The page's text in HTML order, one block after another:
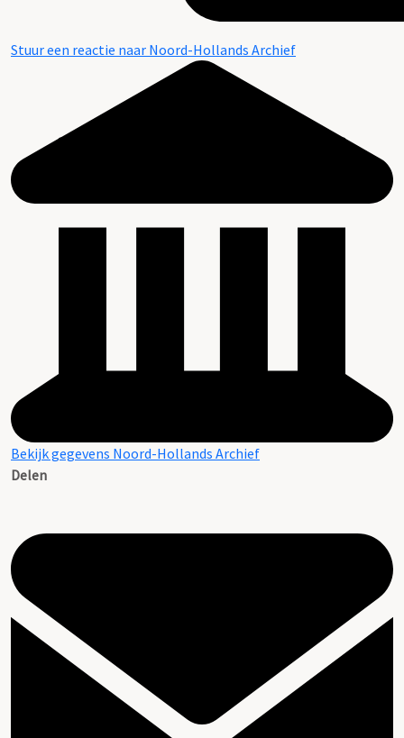
Stuur een reactie naar Noord-Hollands Archief
Bekijk gegevens Noord-Hollands Archief
Delen